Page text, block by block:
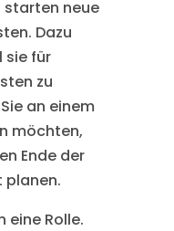
starten neue
Dazu
sie für
zu
an einem
möchten,
Ende der
planen.
eine Rolle.